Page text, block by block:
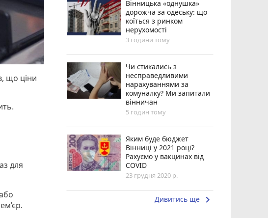
що ціни
для
Вінницька «однушка»
дорожча за одеську: що
коїться з ринком
нерухомості
3 години тому
Чи стикались з
несправедливими
нарахуваннями за
комуналку? Ми запитали
вінничан
5 годин тому
Яким буде бюджет
Вінниці у 2021 році?
Рахуємо у вакцинах від
COVID
23 грудня 2020 р.
Дивитись ще keyboard_arrow_right